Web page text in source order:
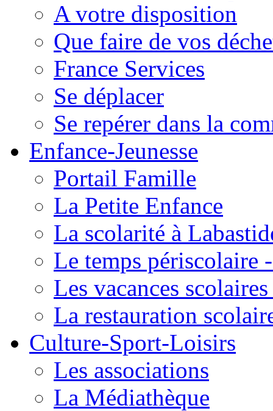
A votre disposition
Que faire de vos
France Services
Se déplacer
Se repérer dans la
Enfance-Jeunesse
Portail Famille
La Petite Enfance
La scolarité à
Le temps périscolaire
Les vacances
La restauration
Culture-Sport-Loisirs
Les associations
La Médiathèque